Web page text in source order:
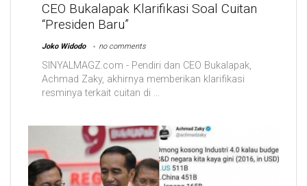
CEO Bukalapak Klarifikasi Soal Cuitan
“Presiden Baru”
Joko Widodo no comments
SINYALMAGZ.com - Pendiri dan CEO Bukalapak,
Achmad Zaky, akhirnya memberikan klarifikasi
resminya terkait cuitan di ...